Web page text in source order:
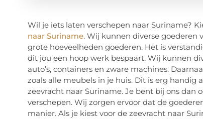
Wil je iets laten verschepen naar Suriname?
naar Suriname. Wij kunnen diverse goederen
grote hoeveelheden goederen. Het is
dit jou een hoop werk bespaart. Wij kunnen
auto’s, containers en zware machines.
zoals alle meubels in je huis. Dit is erg
zeevracht naar Suriname. Je bent bij ons dan
verschepen. Wij zorgen ervoor dat de
manier. Als je kiest voor de zeevracht naar